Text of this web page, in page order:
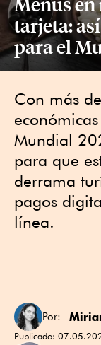
tarjeta:
para el
Con más
Mundial
para que
derrama
pagos
línea.
Por:
Publicado: